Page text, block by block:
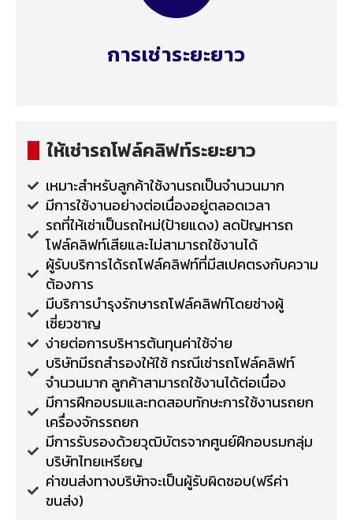
การเช่าระยะยาว
ให้เช่ารถโฟล์คลิฟท์ระยะยาว
เหมาะสำหรับลูกค้าใช้งานรถเป็นจำนวนมาก
มีการใช้งานอย่างต่อเนื่องอยู่ตลอดเวลา
รถที่ให้เช่าเป็นรถใหม่(ป้ายแดง) ลดปัญหารถ
โฟล์คลิฟท์เสียและไม่สามารถใช้งานได้
ผู้รับบริการได้รถโฟล์คลิฟท์ที่มีสเปคตรงกับความ
ต้องการ
มีบริการบำรุงรักษารถโฟล์คลิฟท์โดยช่างผู้
เชี่ยวชาญ
ง่ายต่อการบริหารต้นทุนค่าใช้จ่าย
บริษัทมีรถสำรองให้ใช้ กรณีเช่ารถโฟล์คลิฟท์
จำนวนมาก ลูกค้าสามารถใช้งานได้ต่อเนื่อง
มีการฝึกอบรมและทดสอบทักษะการใช้งานรถยก
เครื่องจักรรถยก
มีการรับรองด้วยวุฒิบัตรจากศูนย์ฝึกอบรมกลุ่ม
บริษัทไทยเหรียญ
ค่าขนส่งทางบริษัทจะเป็นผู้รับผิดชอบ(ฟรีค่า
ขนส่ง)